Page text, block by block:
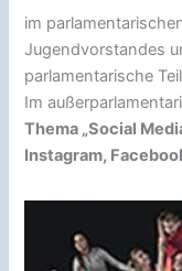
im
Jugendvorstandes
parlamentarische
Im
Thema „Social
Instagram,